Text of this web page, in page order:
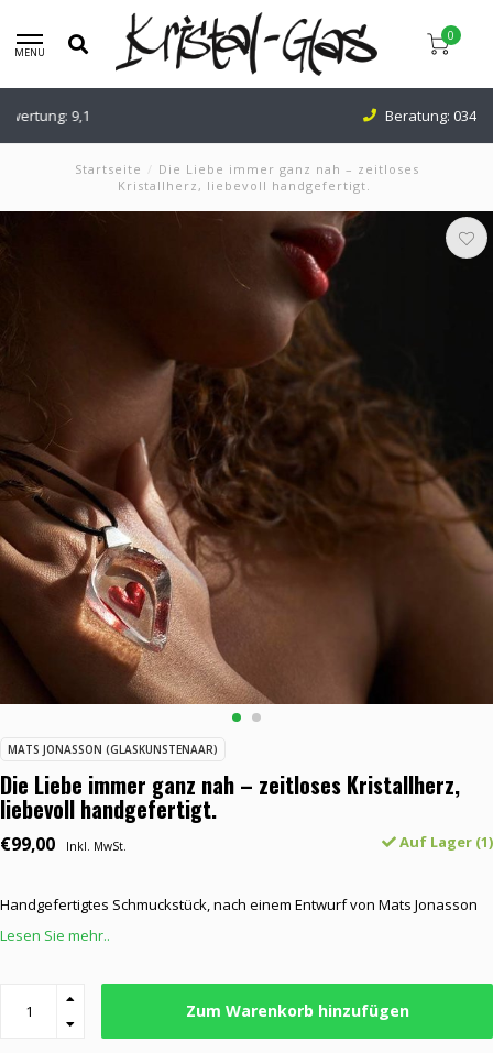
MENU
0
Startseite / Die Liebe immer ganz nah – zeitloses
Kristallherz, liebevoll handgefertigt.
MATS JONASSON (GLASKUNSTENAAR)
Die Liebe immer ganz nah – zeitloses Kristallherz,
liebevoll handgefertigt.
€99,00 Inkl. MwSt. Auf Lager (1)
Handgefertigtes Schmuckstück, nach einem Entwurf von Mats Jonasson
Lesen Sie mehr..
Zum Warenkorb hinzufügen